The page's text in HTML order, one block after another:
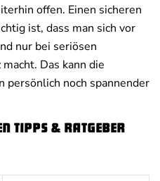
offen. Einen sicheren
ist, dass man sich vor
nur bei seriösen
Das kann die
persönlich noch spannender
Tipps & Ratgeber